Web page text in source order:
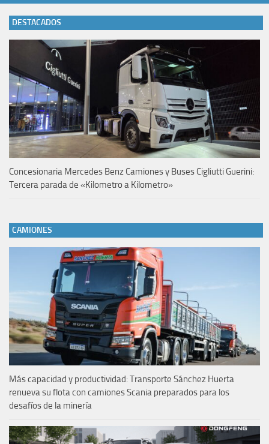
DESTACADOS
Concesionaria Mercedes Benz Camiones y Buses Cigliutti Guerini:
Tercera parada de «Kilometro a Kilometro»
CAMIONES
Más capacidad y productividad: Transporte Sánchez Huerta
renueva su flota con camiones Scania preparados para los
desafíos de la minería